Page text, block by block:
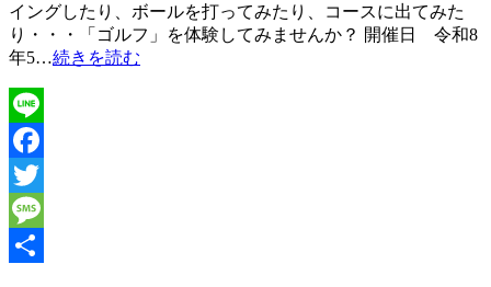
イングしたり、ボールを打ってみたり、コースに出てみた
り・・・「ゴルフ」を体験してみませんか？ 開催日 令和8
年5…続きを読む
Line
Facebook
Twitter
Message